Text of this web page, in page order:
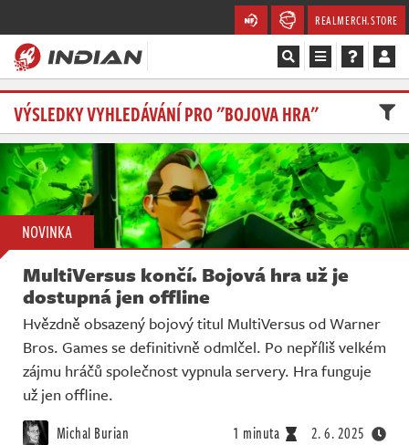
REALMERCH.STORE
Magazín
Recenze
Videa
Soutěže
Databáze
Komunita
Redakce
Živě
VÝSLEDKY VYHLEDÁVÁNÍ PRO "BOJOVA HRA"
NOVINKA
MultiVersus končí. Bojová hra už je
dostupná jen offline
Hvězdně obsazený bojový titul MultiVersus od Warner
Bros. Games se definitivně odmlčel. Po nepříliš velkém
zájmu hráčů společnost vypnula servery. Hra funguje
už jen offline.
Michal Burian 1 minuta 2. 6. 2025